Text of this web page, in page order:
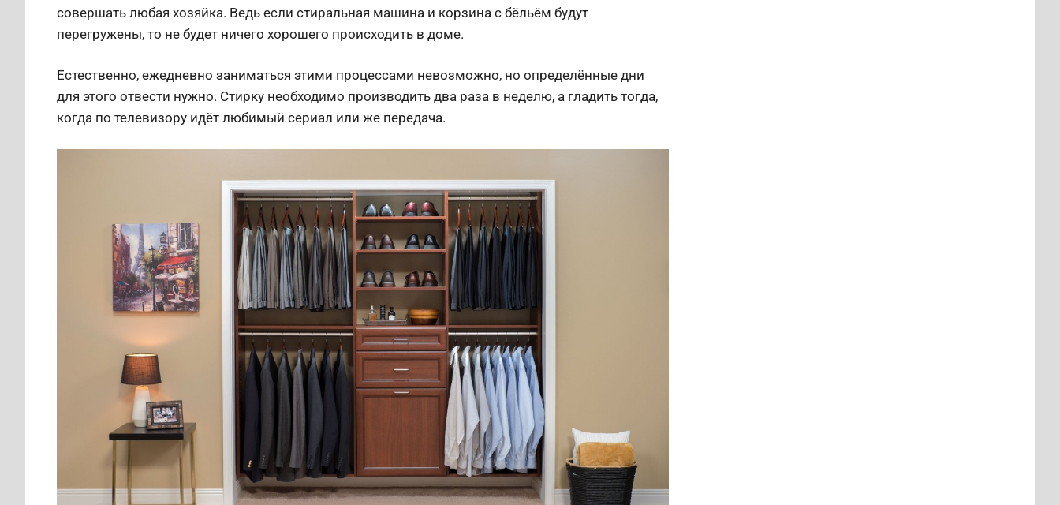
совершать любая хозяйка. Ведь если стиральная машина и корзина с бёльём будут
перегружены, то не будет ничего хорошего происходить в доме.
Естественно, ежедневно заниматься этими процессами невозможно, но определённые дни
для этого отвести нужно. Стирку необходимо производить два раза в неделю, а гладить тогда,
когда по телевизору идёт любимый сериал или же передача.